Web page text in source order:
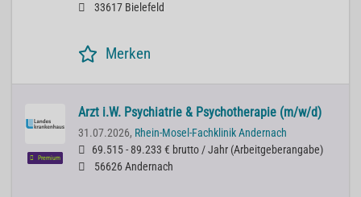
33617 Bielefeld
Merken
Premium
Arzt i.W. Psychiatrie & Psychotherapie (m/w/d)
31.07.2026, Rhein-Mosel-Fachklinik Andernach
69.515 - 89.233 € brutto / Jahr (Arbeitgeberangabe)
56626 Andernach